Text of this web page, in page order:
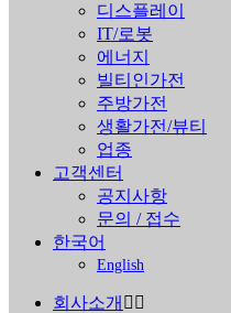
디스플레이
IT/로봇
에너지
빌티인가전
주방가전
생활가전/뷰티
업종
고객센터
공지사항
문의 / 접수
한국어
English
회사소개